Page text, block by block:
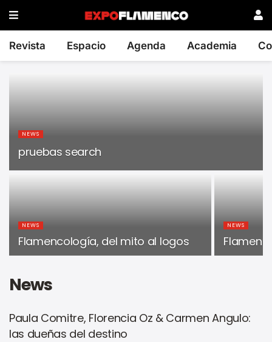
Revista Espacio Agenda Academia
NEWS
pruebas search
NEWS
Flamencología, del mito al logos
NEWS
News
NEWS
Paula Comitre, Florencia Oz & Carmen Angulo:
las dueñas del destino